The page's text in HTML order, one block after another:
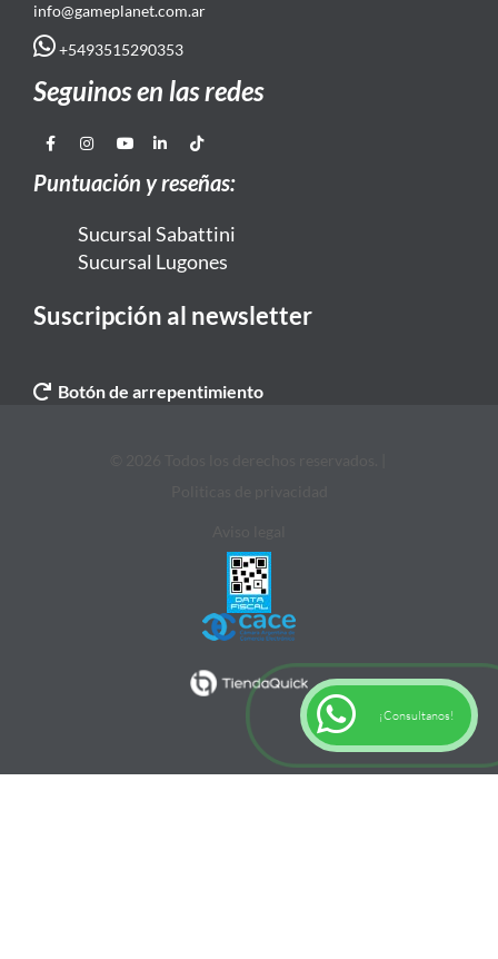
info@gameplanet.com.ar
+5493515290353
Seguinos en las redes
Puntuación y reseñas:
Sucursal Sabattini
Sucursal Lugones
Suscripción al newsletter
Botón de arrepentimiento
¡Consultanos!